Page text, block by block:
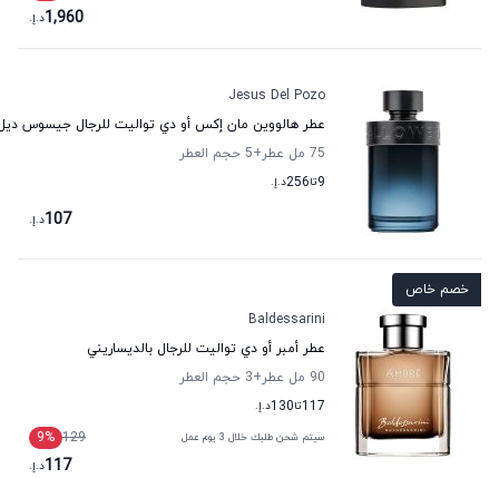
1,960د.إ.
Jesus Del Pozo
عطر هالووين مان إكس أو دي تواليت للرجال جيسوس
75 مل عطر
+5
حجم العطر
9تا256د.إ.
107د.إ.
خصم خاص
Baldessarini
عطر أمبر أو دي تواليت للرجال بالديساريني
90 مل عطر
+3
حجم العطر
117تا130د.إ.
سيتم شحن طلبك خلال 3 يوم عمل 129
9%
117د.إ.